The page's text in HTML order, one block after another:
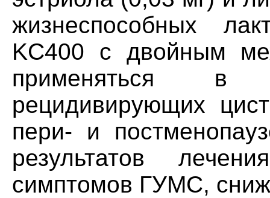
жизнеспособных
KC400 с двойным
применяться в
рецидивирующих
пери- и
результатов
симптомов ГУМС,